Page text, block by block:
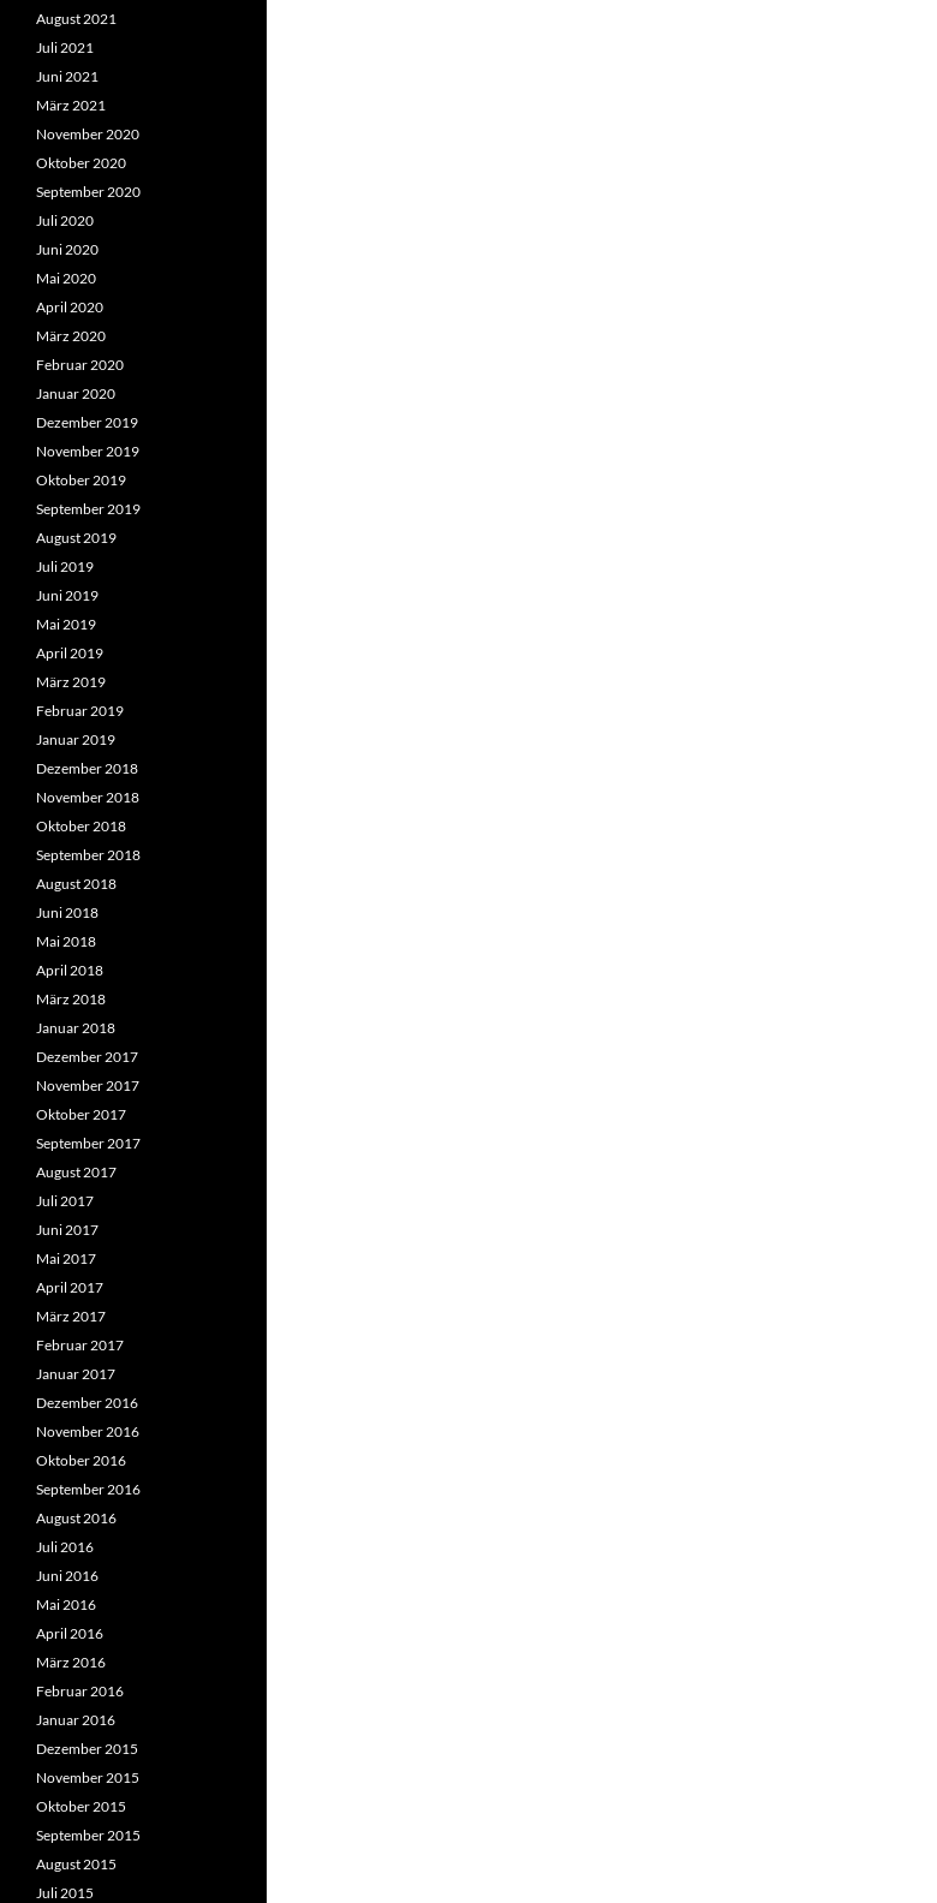
August 2021
Juli 2021
Juni 2021
März 2021
November 2020
Oktober 2020
September 2020
Juli 2020
Juni 2020
Mai 2020
April 2020
März 2020
Februar 2020
Januar 2020
Dezember 2019
November 2019
Oktober 2019
September 2019
August 2019
Juli 2019
Juni 2019
Mai 2019
April 2019
März 2019
Februar 2019
Januar 2019
Dezember 2018
November 2018
Oktober 2018
September 2018
August 2018
Juni 2018
Mai 2018
April 2018
März 2018
Januar 2018
Dezember 2017
November 2017
Oktober 2017
September 2017
August 2017
Juli 2017
Juni 2017
Mai 2017
April 2017
März 2017
Februar 2017
Januar 2017
Dezember 2016
November 2016
Oktober 2016
September 2016
August 2016
Juli 2016
Juni 2016
Mai 2016
April 2016
März 2016
Februar 2016
Januar 2016
Dezember 2015
November 2015
Oktober 2015
September 2015
August 2015
Juli 2015